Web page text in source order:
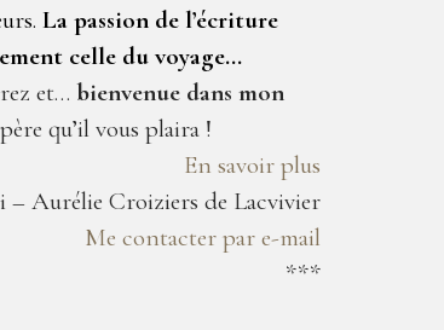
La passion de l’écriture
celle du voyage…
et… bienvenue dans mon
qu’il vous plaira !
En savoir plus
– Aurélie Croiziers de Lacvivier
Me contacter par e-mail
***